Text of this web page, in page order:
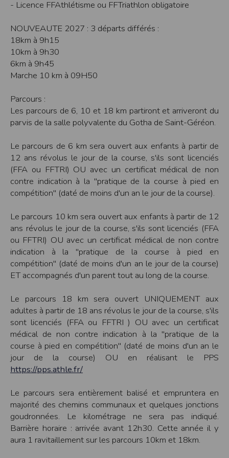
- Licence FFAthlétisme ou FFTriathlon obligatoire
NOUVEAUTE 2027 : 3 départs différés :
18km à 9h15
10km à 9h30
6km à 9h45
Marche 10 km à 09H50
Parcours :
Les parcours de 6, 10 et 18 km partiront et arriveront du
parvis de la salle polyvalente du Gotha de Saint-Géréon.
Le parcours de 6 km sera ouvert aux enfants à partir de
12 ans révolus le jour de la course, s'ils sont licenciés
(FFA ou FFTRI) OU avec un certificat médical de non
contre indication à la "pratique de la course à pied en
compétition" (daté de moins d'un an le jour de la course).
Le parcours 10 km sera ouvert aux enfants à partir de 12
ans révolus le jour de la course, s'ils sont licenciés (FFA
ou FFTRI) OU avec un certificat médical de non contre
indication à la "pratique de la course à pied en
compétition" (daté de moins d'un an le jour de la course)
ET accompagnés d'un parent tout au long de la course.
Le parcours 18 km sera ouvert UNIQUEMENT aux
adultes à partir de 18 ans révolus le jour de la course, s'ils
sont licenciés (FFA ou FFTRI ) OU avec un certificat
médical de non contre indication à la "pratique de la
course à pied en compétition" (daté de moins d'un an le
jour de la course) OU en réalisant le PPS
https://pps.athle.fr/
Le parcours sera entièrement balisé et empruntera en
majorité des chemins communaux et quelques jonctions
goudronnées. Le kilométrage ne sera pas indiqué.
Barrière horaire : arrivée avant 12h30. Cette année il y
aura 1 ravitaillement sur les parcours 10km et 18km.
Sécurisation des données
:https://www.ovh.com/fr/protection-donnees-personnelles/gdpr.xml
Toutes les communications entre votre navigateur et nos serveurs utilisent le
réseau. Par ailleurs, les mots de passe ne sont pas stockés en clair dans notre
base de données mais sont cryptés en utilisant les dernières technologies de
serveurs se font sur un réseau privé qui n’est pas accessible depuis l’extérieur.
Paramétrer votre navigateur internet
Vous pouvez à tout moment choisir de désactiver les cookies sur votre ordinateur.
Notez cependant que votre expérience sur notre site peut en être affectée comme
par exemple et sans être exhaustif, la perte de votre session membre lorsque
vous changez de page, l'impossibilité d'accéder à certaines pages ou encore la
Afin de gérer les cookies au plus près de vos attentes nous vous invitons à
paramétrer votre navigateur en tenant compte de la finalité des cookies.
Internet Explorer
Dans Internet Explorer, cliquez sur le bouton Outils , puis sur Options Internet
Sous l'onglet
Général , sous
Cliquez sur le boutonAfficher les fichiers.
Allez dans l'ongletOutils du navigateurpuis sélectionnez le menuOptions
Dans la fenêtre qui s'affiche, choisissezVie privée et cliquez surAffichez les
Safari
Dans votre navigateur, choisissez le menu
Cliquez surSécurité.
Cliquez surAfficher les cookies .
Cliquez sur l'icône du menu
SélectionnezOptions.
Cliquez sur l'onglet Options avancéeset accédez à la section Confidentialité
Cliquez sur le boutonAfficher les cookies.
Politique d'utilisation des cookies
Un cookie est un petit fichier texte envoyé à votre navigateur depuis nos
serveurs, que vous utilisiez un ordinateur, une tablette ou un smartphone.
Nous utilisons les cookies à diverses fins : nous les employons pour vous
identifier de page en page lorsque vous disposez d'un compte membre, retenir
RGPD
Timepulse se conforme à la nouvelle directive européenne : La RGPD A ce titre,
un DPO a été nommé : contact@timepulse.run
La collecte et la conservation des données
Conformément à la loi du 6 janvier 1978 relative à l'informatique et aux
libertés, modifiée en août 2004, le présent site à été déclaré à la Commission